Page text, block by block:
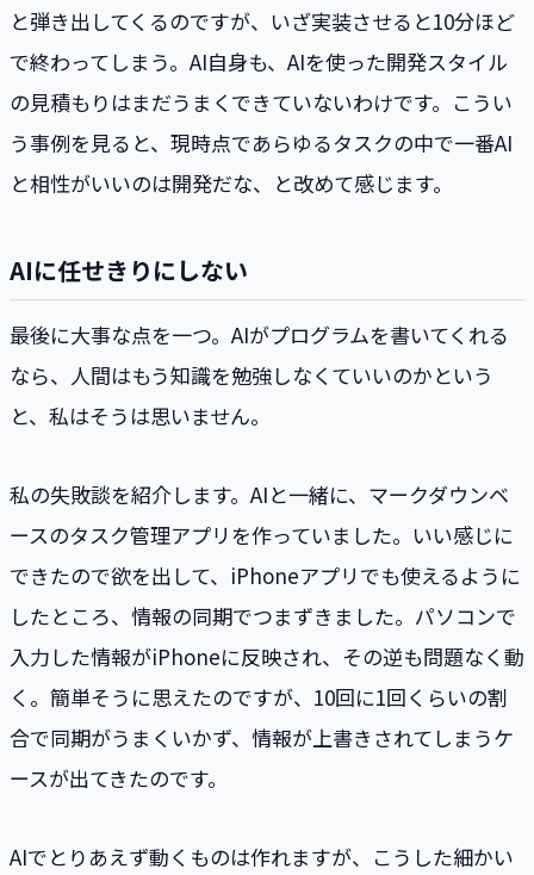
と弾き出してくるのですが、いざ実装させると10分ほど
で終わってしまう。AI自身も、AIを使った開発スタイル
の見積もりはまだうまくできていないわけです。こうい
う事例を見ると、現時点であらゆるタスクの中で一番AI
と相性がいいのは開発だな、と改めて感じます。
AIに任せきりにしない
最後に大事な点を一つ。AIがプログラムを書いてくれる
なら、人間はもう知識を勉強しなくていいのかという
と、私はそうは思いません。
私の失敗談を紹介します。AIと一緒に、マークダウンベ
ースのタスク管理アプリを作っていました。いい感じに
できたので欲を出して、iPhoneアプリでも使えるように
したところ、情報の同期でつまずきました。パソコンで
入力した情報がiPhoneに反映され、その逆も問題なく動
く。簡単そうに思えたのですが、10回に1回くらいの割
合で同期がうまくいかず、情報が上書きされてしまうケ
ースが出てきたのです。
AIでとりあえず動くものは作れますが、こうした細かい